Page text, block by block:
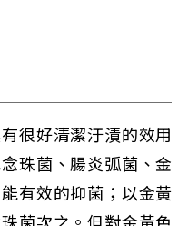
很好清潔汙漬的效用
珠菌、腸炎弧菌、金
有效的抑菌；以金黃